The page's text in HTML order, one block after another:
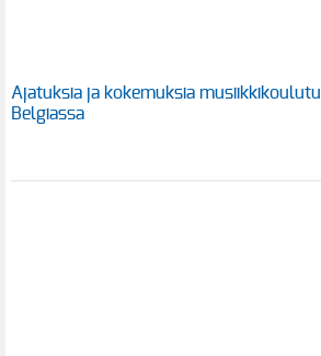
Ajatuksia ja kokemuksia
Belgiassa